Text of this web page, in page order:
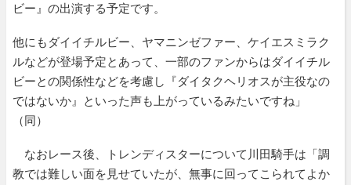
ビー』の出演する予定です。
他にもダイイチルビー、ヤマニンゼファー、ケイエスミラク
ルなどが登場予定とあって、一部のファンからはダイイチル
ビーとの関係性などを考慮し『ダイタクヘリオスが主役なの
ではないか』といった声も上がっているみたいですね」
（同）
なおレース後、トレンディスターについて川田騎手は「調
教では難しい面を見せていたが、無事に回ってこられてよか